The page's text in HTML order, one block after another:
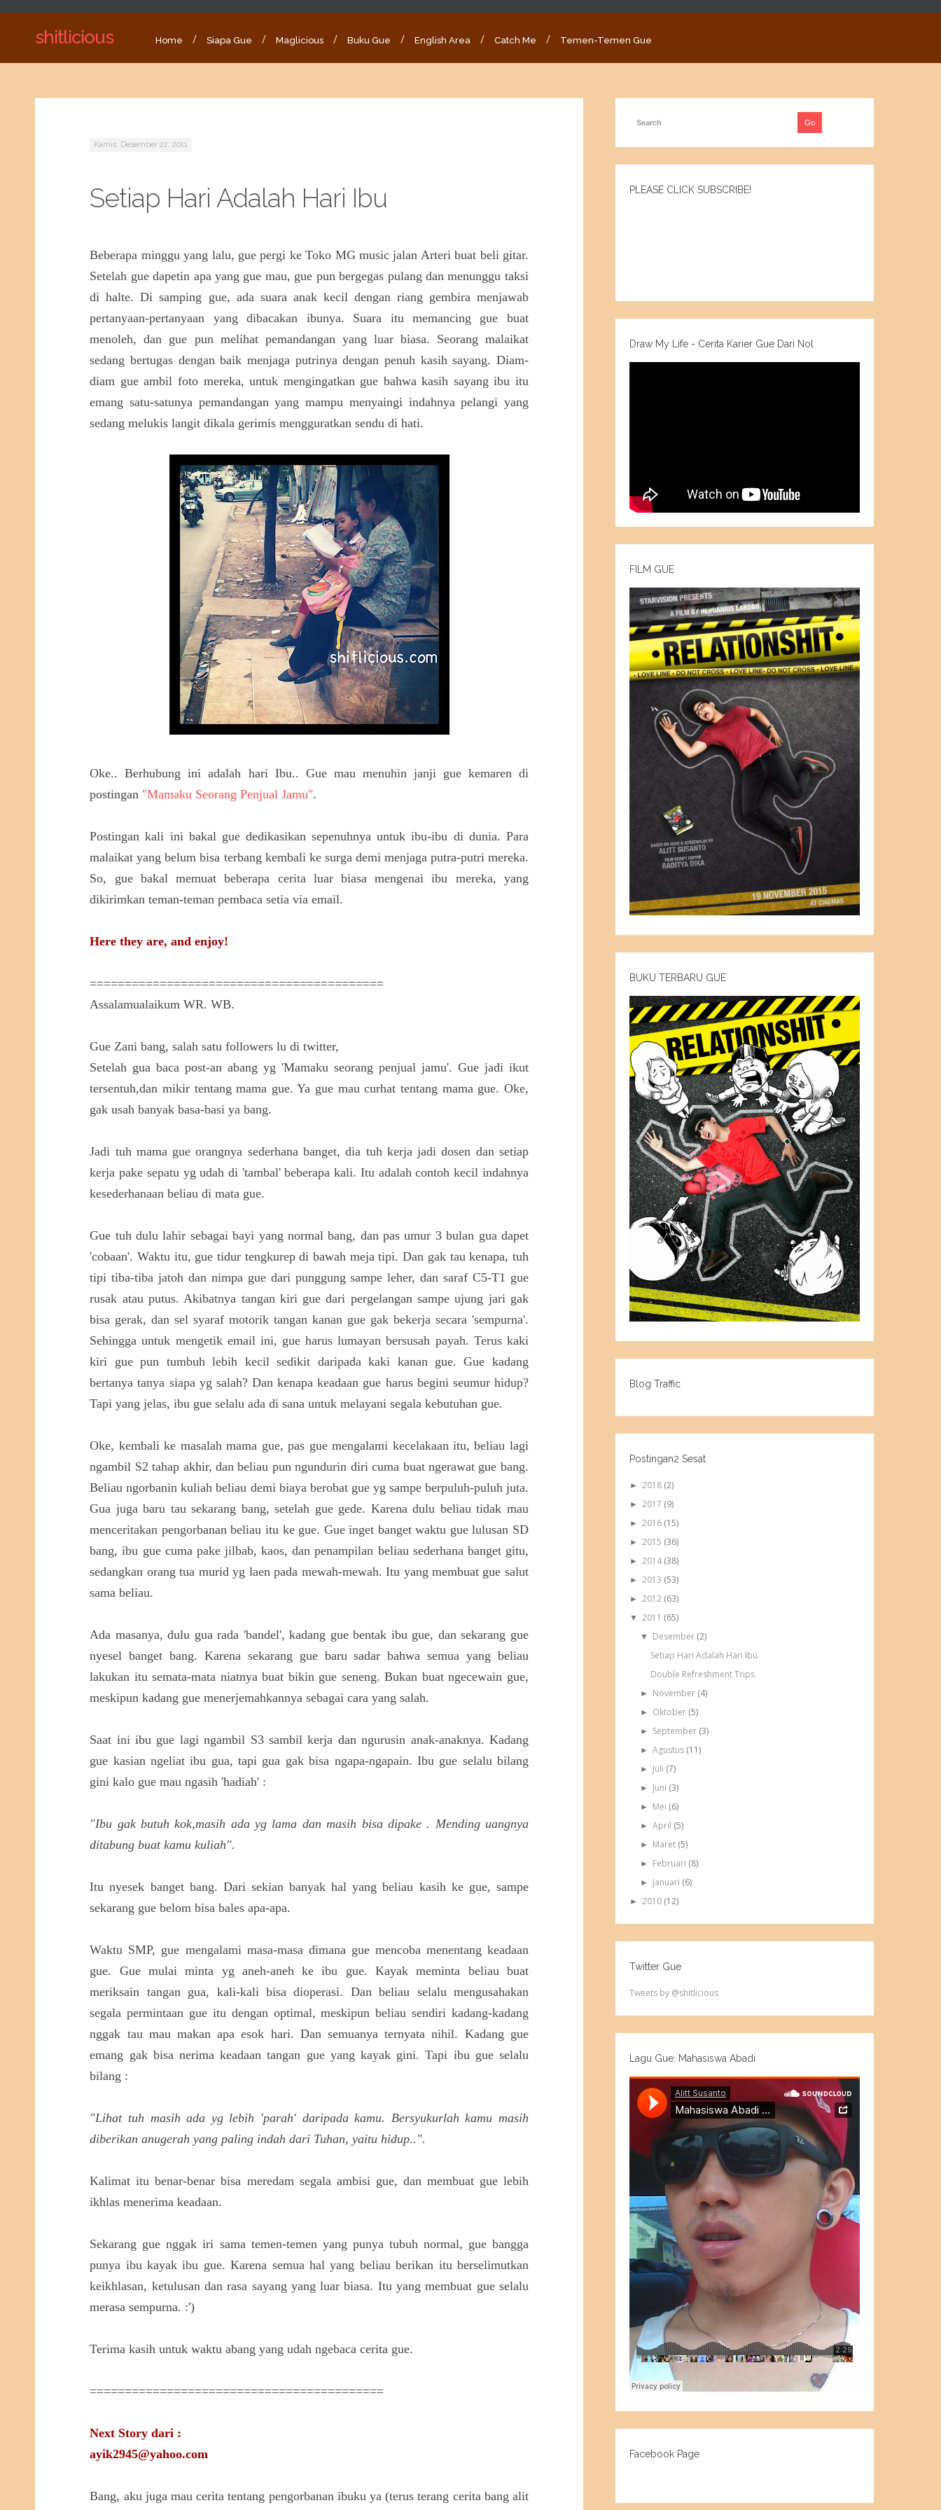
shitlicious Home Siapa Gue Maglicious Buku Gue English Area Catch Me Temen-Temen Gue
Kamis, Desember 22, 2011
Setiap Hari Adalah Hari Ibu
Beberapa minggu yang lalu, gue pergi ke Toko MG music jalan Arteri buat beli gitar.
Setelah gue dapetin apa yang gue mau, gue pun bergegas pulang dan menunggu taksi
di halte. Di samping gue, ada suara anak kecil dengan riang gembira menjawab
pertanyaan-pertanyaan yang dibacakan ibunya. Suara itu memancing gue buat
menoleh, dan gue pun melihat pemandangan yang luar biasa. Seorang malaikat
sedang bertugas dengan baik menjaga putrinya dengan penuh kasih sayang. Diam-
diam gue ambil foto mereka, untuk mengingatkan gue bahwa kasih sayang ibu itu
emang satu-satunya pemandangan yang mampu menyaingi indahnya pelangi yang
sedang melukis langit dikala gerimis mengguratkan sendu di hati.
Oke.. Berhubung ini adalah hari Ibu.. Gue mau menuhin janji gue kemaren di
postingan "Mamaku Seorang Penjual Jamu".
Postingan kali ini bakal gue dedikasikan sepenuhnya untuk ibu-ibu di dunia. Para
malaikat yang belum bisa terbang kembali ke surga demi menjaga putra-putri mereka.
So, gue bakal memuat beberapa cerita luar biasa mengenai ibu mereka, yang
dikirimkan teman-teman pembaca setia via email.
Here they are, and enjoy!
==========================================
Assalamualaikum WR. WB.
Gue Zani bang, salah satu followers lu di twitter,
Setelah gua baca post-an abang yg 'Mamaku seorang penjual jamu'. Gue jadi ikut
tersentuh,dan mikir tentang mama gue. Ya gue mau curhat tentang mama gue. Oke,
gak usah banyak basa-basi ya bang.
Jadi tuh mama gue orangnya sederhana banget, dia tuh kerja jadi dosen dan setiap
kerja pake sepatu yg udah di 'tambal' beberapa kali. Itu adalah contoh kecil indahnya
kesederhanaan beliau di mata gue.
Gue tuh dulu lahir sebagai bayi yang normal bang, dan pas umur 3 bulan gua dapet
'cobaan'. Waktu itu, gue tidur tengkurep di bawah meja tipi. Dan gak tau kenapa, tuh
tipi tiba-tiba jatoh dan nimpa gue dari punggung sampe leher, dan saraf C5-T1 gue
rusak atau putus. Akibatnya tangan kiri gue dari pergelangan sampe ujung jari gak
bisa gerak, dan sel syaraf motorik tangan kanan gue gak bekerja secara 'sempurna'.
Sehingga untuk mengetik email ini, gue harus lumayan bersusah payah. Terus kaki
kiri gue pun tumbuh lebih kecil sedikit daripada kaki kanan gue. Gue kadang
bertanya tanya siapa yg salah? Dan kenapa keadaan gue harus begini seumur hidup?
Tapi yang jelas, ibu gue selalu ada di sana untuk melayani segala kebutuhan gue.
Oke, kembali ke masalah mama gue, pas gue mengalami kecelakaan itu, beliau lagi
ngambil S2 tahap akhir, dan beliau pun ngundurin diri cuma buat ngerawat gue bang.
Beliau ngorbanin kuliah beliau demi biaya berobat gue yg sampe berpuluh-puluh juta.
Gua juga baru tau sekarang bang, setelah gue gede. Karena dulu beliau tidak mau
menceritakan pengorbanan beliau itu ke gue. Gue inget banget waktu gue lulusan SD
bang, ibu gue cuma pake jilbab, kaos, dan penampilan beliau sederhana banget gitu,
sedangkan orang tua murid yg laen pada mewah-mewah. Itu yang membuat gue salut
sama beliau.
Ada masanya, dulu gua rada 'bandel', kadang gue bentak ibu gue, dan sekarang gue
nyesel banget bang. Karena sekarang gue baru sadar bahwa semua yang beliau
lakukan itu semata-mata niatnya buat bikin gue seneng. Bukan buat ngecewain gue,
meskipun kadang gue menerjemahkannya sebagai cara yang salah.
Saat ini ibu gue lagi ngambil S3 sambil kerja dan ngurusin anak-anaknya. Kadang
gue kasian ngeliat ibu gua, tapi gua gak bisa ngapa-ngapain. Ibu gue selalu bilang
gini kalo gue mau ngasih 'hadiah' :
"Ibu gak butuh kok,masih ada yg lama dan masih bisa dipake . Mending uangnya
ditabung buat kamu kuliah".
Itu nyesek banget bang. Dari sekian banyak hal yang beliau kasih ke gue, sampe
sekarang gue belom bisa bales apa-apa.
Waktu SMP, gue mengalami masa-masa dimana gue mencoba menentang keadaan
gue. Gue mulai minta yg aneh-aneh ke ibu gue. Kayak meminta beliau buat
meriksain tangan gua, kali-kali bisa dioperasi. Dan beliau selalu mengusahakan
segala permintaan gue itu dengan optimal, meskipun beliau sendiri kadang-kadang
nggak tau mau makan apa esok hari. Dan semuanya ternyata nihil. Kadang gue
emang gak bisa nerima keadaan tangan gue yang kayak gini. Tapi ibu gue selalu
bilang :
"Lihat tuh masih ada yg lebih 'parah' daripada kamu. Bersyukurlah kamu masih
diberikan anugerah yang paling indah dari Tuhan, yaitu hidup..".
Kalimat itu benar-benar bisa meredam segala ambisi gue, dan membuat gue lebih
ikhlas menerima keadaan.
Sekarang gue nggak iri sama temen-temen yang punya tubuh normal, gue bangga
punya ibu kayak ibu gue. Karena semua hal yang beliau berikan itu berselimutkan
keikhlasan, ketulusan dan rasa sayang yang luar biasa. Itu yang membuat gue selalu
merasa sempurna. :')
Terima kasih untuk waktu abang yang udah ngebaca cerita gue.
==========================================
Next Story dari :
ayik2945@yahoo.com
Bang, aku juga mau cerita tentang pengorbanan ibuku ya (terus terang cerita bang alit
PLEASE CLICK SUBSCRIBE!
Draw My Life - Cerita Karier Gue Dari Nol
FILM GUE
BUKU TERBARU GUE
Blog Traffic
Postingan2 Sesat
►2018 (2)
►2017 (9)
►2016 (15)
►2015 (36)
►2014 (38)
►2013 (53)
►2012 (63)
▼2011 (65)
▼ Desember (2)
Setiap Hari Adalah Hari Ibu
Double Refreshment Trips
► November (4)
► Oktober (5)
► September (3)
► Agustus (11)
► Juli (7)
► Juni (3)
► Mei (6)
► April (5)
► Maret (5)
► Februari (8)
► Januari (6)
►2010 (12)
Twitter Gue
Tweets by @shitlicious
Lagu Gue: Mahasiswa Abadi
Facebook Page